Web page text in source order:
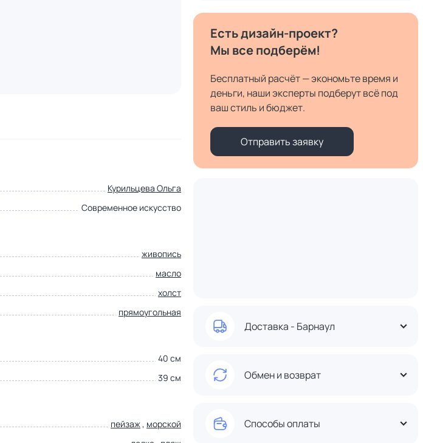
Курильцева Ольга
Современное искусство
живопись
масло
холст
прямоугольная
40 см
39 см
пейзаж, морской
Есть дизайн-проект?
Мы все подберём!
Бесплатный расчёт — экономьте время и
деньги, наши эксперты подберут всё под
ваш стиль и бюджет.
Отправить заявку
Доставка - Барнаул
Обмен и возврат
Способы оплаты